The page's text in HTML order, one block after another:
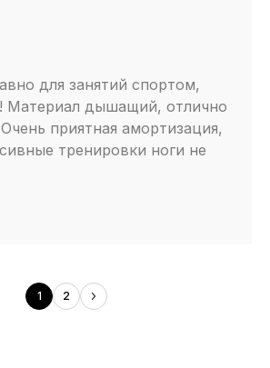
для занятий спортом,
Материал дышащий, отлично
приятная амортизация,
тренировки ноги не
1 2